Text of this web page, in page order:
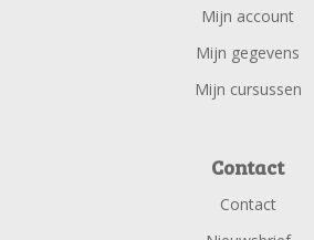
Mijn account
Mijn gegevens
Mijn cursussen
Contact
Contact